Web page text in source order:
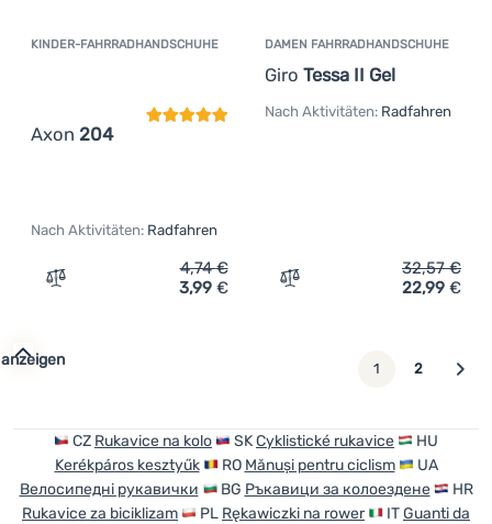
KINDER-FAHRRADHANDSCHUHE
Axon 204
Kundenbewertung
Nach Aktivitäten: Radfahren
Zum Vergleich 'Kinder-Fahrradhandschuhe Axon 204'
4,74€
3,99 €
DAMEN FAHRRADHANDSCHUHE
Giro Tessa II Gel
Nach Aktivitäten: Radfahren
Zum Vergleich 'Damen
32,57€
22,99 €
1 2 weiter
CZ Rukavice na kolo SKCyklistické rukavice
HU
Kerékpáros kesztyűk
RO Mănuși pentru ciclism
UA
Велосипедні рукавички
BG Ръкавици за колоездене
HR
Rukavice za biciklizam
PL Rękawiczki na rower ITGuanti da